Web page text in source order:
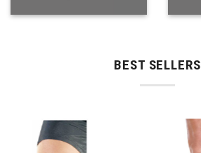
BEST SELLERS